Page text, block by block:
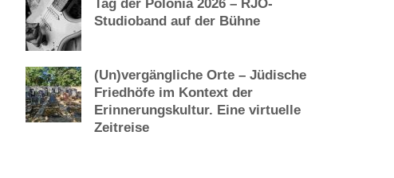
Tag der Polonia 2026 – RJO-
Studioband auf der Bühne
(Un)vergängliche Orte – Jüdische
Friedhöfe im Kontext der
Erinnerungskultur. Eine virtuelle
Zeitreise